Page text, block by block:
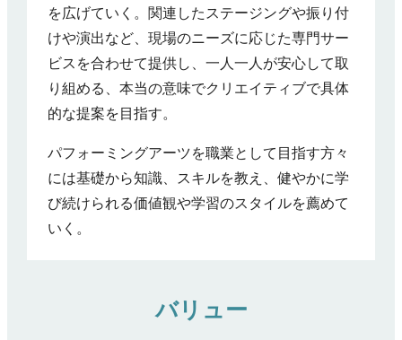
を広げていく。関連したステージングや振り付
けや演出など、現場のニーズに応じた専門サー
ビスを合わせて提供し、一人一人が安心して取
り組める、本当の意味でクリエイティブで具体
的な提案を目指す。
パフォーミングアーツを職業として目指す方々
には基礎から知識、スキルを教え、健やかに学
び続けられる価値観や学習のスタイルを薦めて
いく。
バリュー